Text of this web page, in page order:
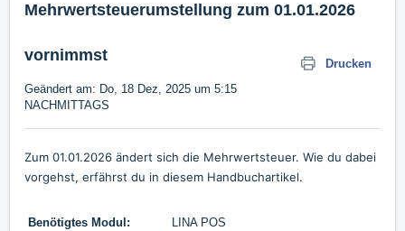
Mehrwertsteuerumstellung zum 01.01.2026
vornimmst
Drucken
Geändert am: Do, 18 Dez, 2025 um 5:15
NACHMITTAGS
Zum 01.01.2026 ändert sich die Mehrwertsteuer. Wie du dabei
vorgehst, erfährst du in diesem Handbuchartikel.
Benötigtes Modul:
LINA POS